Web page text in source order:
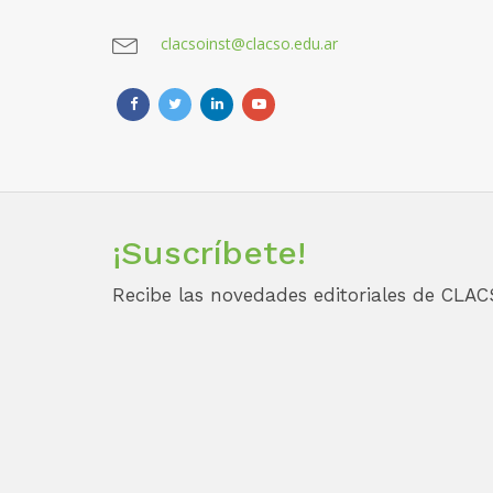
clacsoinst@clacso.edu.ar
¡Suscríbete!
Recibe las novedades editoriales de